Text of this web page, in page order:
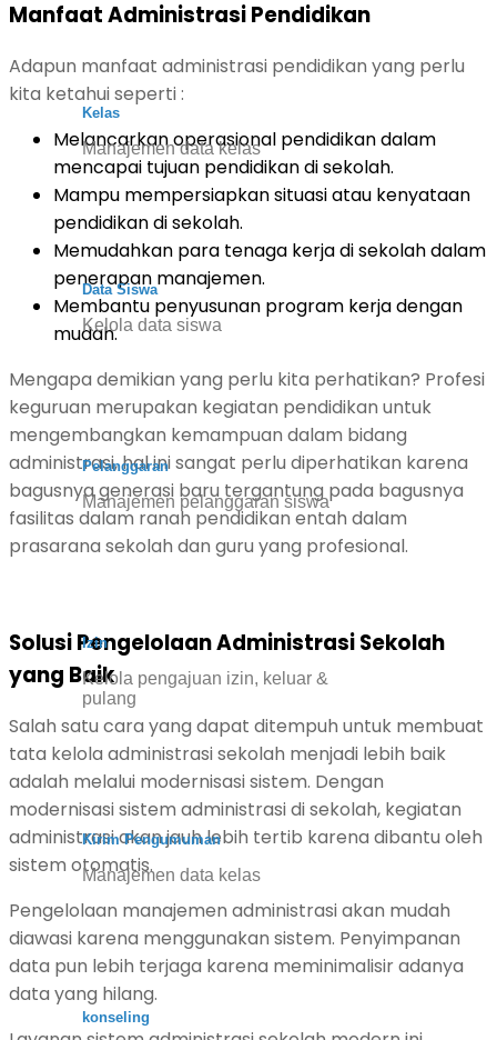
Kelas
Manajemen data kelas
Data Siswa
Kelola data siswa
Pelanggaran
Manajemen pelanggaran siswa
Izin
Kelola pengajuan izin, keluar &
pulang
Kirim Pengumuman
Manajemen data kelas
konseling
Manfaat Administrasi Pendidikan
Adapun manfaat administrasi pendidikan yang perlu
kita ketahui seperti :
Melancarkan operasional pendidikan dalam
mencapai tujuan pendidikan di sekolah.
Mampu mempersiapkan situasi atau kenyataan
pendidikan di sekolah.
Memudahkan para tenaga kerja di sekolah dalam
penerapan manajemen.
Membantu penyusunan program kerja dengan
mudah.
Mengapa demikian yang perlu kita perhatikan? Profesi
keguruan merupakan kegiatan pendidikan untuk
mengembangkan kemampuan dalam bidang
administrasi, hal ini sangat perlu diperhatikan karena
bagusnya generasi baru tergantung pada bagusnya
fasilitas dalam ranah pendidikan entah dalam
prasarana sekolah dan guru yang profesional.
Solusi Pengelolaan Administrasi Sekolah
yang Baik
Salah satu cara yang dapat ditempuh untuk membuat
tata kelola administrasi sekolah menjadi lebih baik
adalah melalui modernisasi sistem. Dengan
modernisasi sistem administrasi di sekolah, kegiatan
administrasi akan jauh lebih tertib karena dibantu oleh
sistem otomatis.
Pengelolaan manajemen administrasi akan mudah
diawasi karena menggunakan sistem. Penyimpanan
data pun lebih terjaga karena meminimalisir adanya
data yang hilang.